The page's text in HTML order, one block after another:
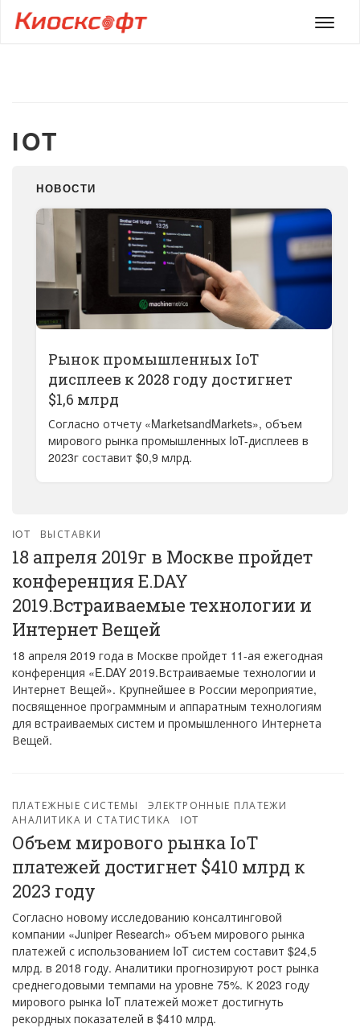
Меню
IOT
НОВОСТИ
Рынок промышленных IoT
дисплеев к 2028 году достигнет
$1,6 млрд
Согласно отчету «MarketsandMarkets», объем
мирового рынка промышленных IoT-дисплеев в
2023г составит $0,9 млрд.
IOT ВЫСТАВКИ
18 апреля 2019г в Москве пройдет
конференция E.DAY
2019.Встраиваемые технологии и
Интернет Вещей
18 апреля 2019 года в Москве пройдет 11-ая ежегодная
конференция «E.DAY 2019.Встраиваемые технологии и
Интернет Вещей». Крупнейшее в России мероприятие,
посвященное программным и аппаратным технологиям
для встраиваемых систем и промышленного Интернета
Вещей.
ПЛАТЕЖНЫЕ СИСТЕМЫ
ЭЛЕКТРОННЫЕ ПЛАТЕЖИ
АНАЛИТИКА И СТАТИСТИКА
IOT
Объем мирового рынка IoT
платежей достигнет $410 млрд к
2023 году
Согласно новому исследованию консалтинговой
компании «Juniper Research» объем мирового рынка
платежей с использованием IoT систем составит $24,5
млрд. в 2018 году. Аналитики прогнозируют рост рынка
среднегодовыми темпами на уровне 75%. К 2023 году
мирового рынка IoT платежей может достигнуть
рекордных показателей в $410 млрд.